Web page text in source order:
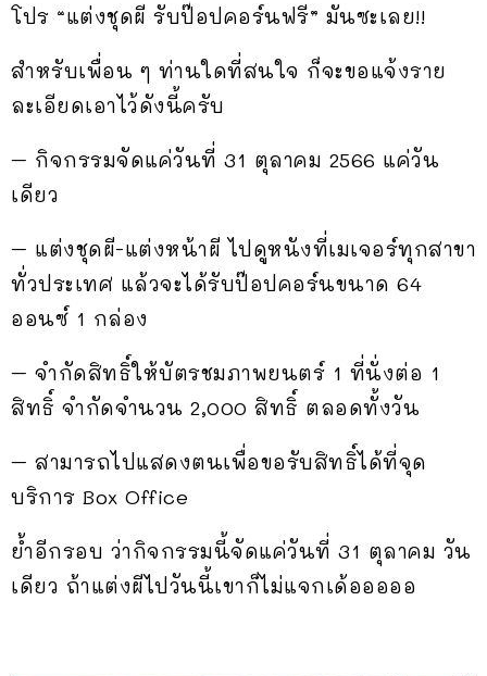
โปร “แต่งชุดผี รับป๊อปคอร์นฟรี” มันซะเลย!!
สำหรับเพื่อน ๆ ท่านใดที่สนใจ ก็จะขอแจ้งราย
ละเอียดเอาไว้ดังนี้ครับ
– กิจกรรมจัดแค่วันที่ 31 ตุลาคม 2566 แค่วัน
เดียว
– แต่งชุดผี-แต่งหน้าผี ไปดูหนังที่เมเจอร์ทุกสาขา
ทั่วประเทศ แล้วจะได้รับป๊อปคอร์นขนาด 64
ออนซ์ 1 กล่อง
– จำกัดสิทธิ์ให้บัตรชมภาพยนตร์ 1 ที่นั่งต่อ 1
สิทธิ์ จำกัดจำนวน 2,000 สิทธิ์ ตลอดทั้งวัน
– สามารถไปแสดงตนเพื่อขอรับสิทธิ์ได้ที่จุด
บริการ Box Office
ย้ำอีกรอบ ว่ากิจกรรมนี้จัดแค่วันที่ 31 ตุลาคม วัน
เดียว ถ้าแต่งผีไปวันนี้เขาก็ไม่แจกเด้อออออ